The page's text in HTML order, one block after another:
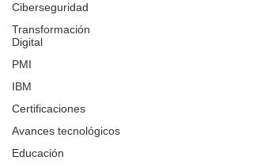
Ciberseguridad
Transformación
Digital
PMI
IBM
Certificaciones
Avances tecnológicos
Educación